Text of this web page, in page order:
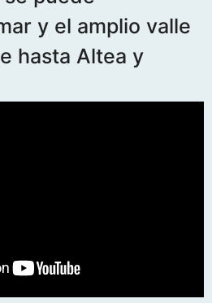
y el amplio valle
hasta Altea y